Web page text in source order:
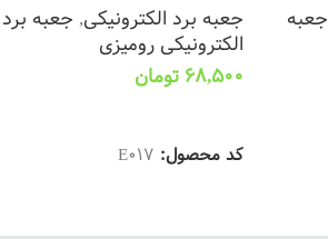
جعبه
جعبه برد الکترونیکی, جعبه برد
الکترونیکی رومیزی
68,500 تومان
کد محصول: E017